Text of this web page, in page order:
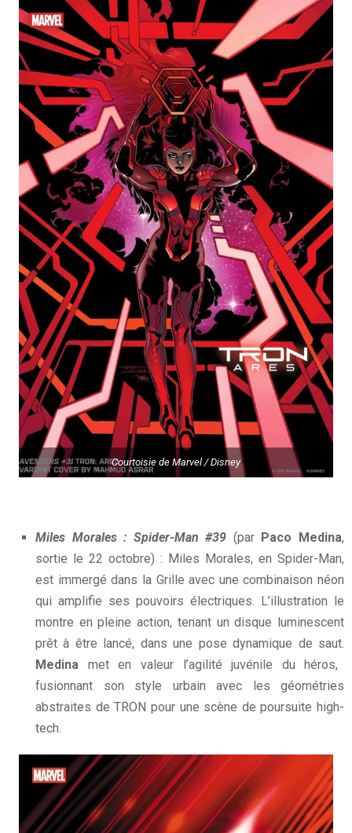
Courtoisie de Marvel / Disney
Miles Morales : Spider-Man #39 (par Paco Medina,
sortie le 22 octobre) : Miles Morales, en Spider-Man,
est immergé dans la Grille avec une combinaison néon
qui amplifie ses pouvoirs électriques. L’illustration le
montre en pleine action, tenant un disque luminescent
prêt à être lancé, dans une pose dynamique de saut.
Medina met en valeur l’agilité juvénile du héros,
fusionnant son style urbain avec les géométries
abstraites de TRON pour une scène de poursuite high-
tech.